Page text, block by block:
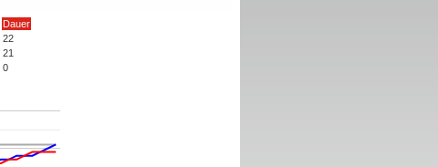
Dauer
22
21
0